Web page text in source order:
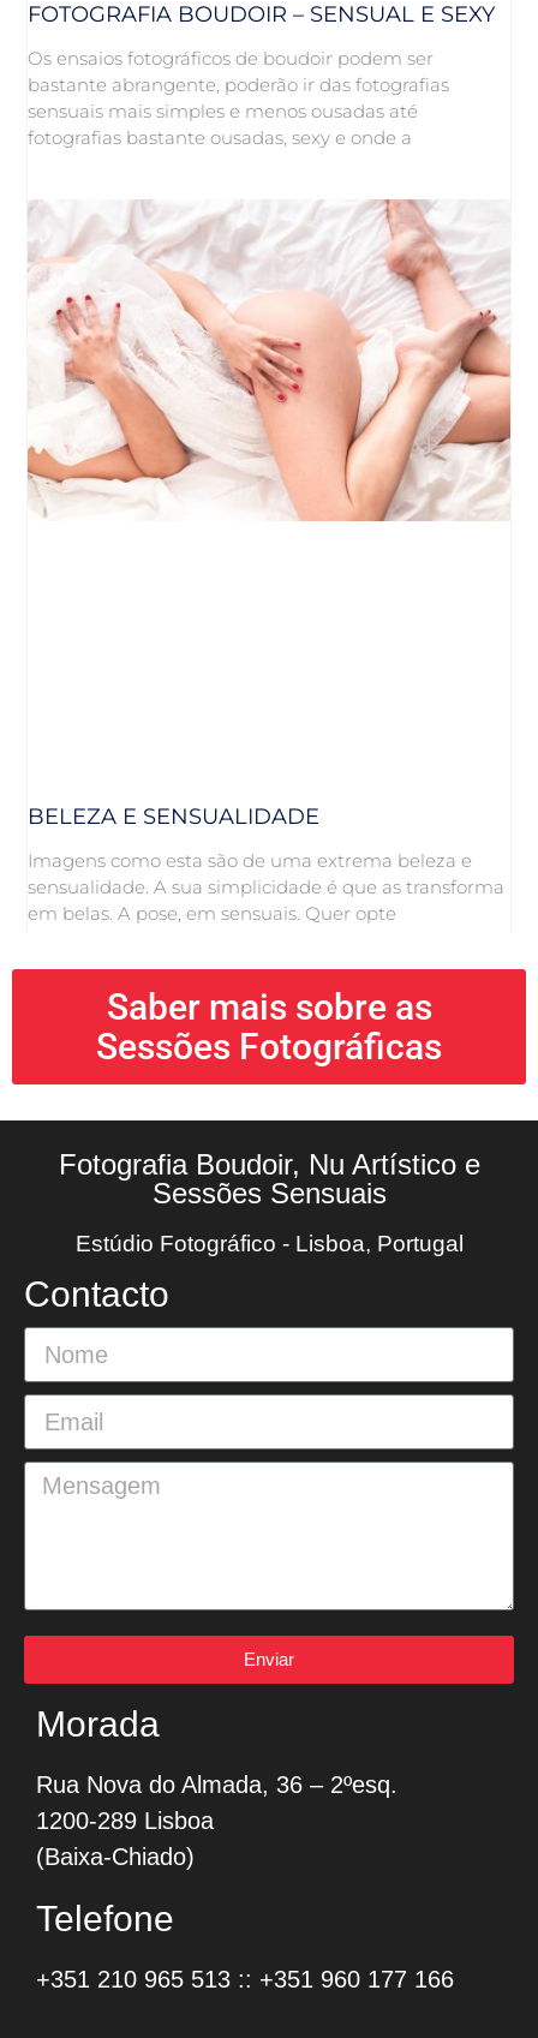
FOTOGRAFIA BOUDOIR – SENSUAL E SEXY
Os ensaios fotográficos de boudoir podem ser
bastante abrangente, poderão ir das fotografias
sensuais mais simples e menos ousadas até
fotografias bastante ousadas, sexy e onde a
BELEZA E SENSUALIDADE
Imagens como esta são de uma extrema beleza e
sensualidade. A sua simplicidade é que as transforma
em belas. A pose, em sensuais. Quer opte
Saber mais sobre as
Sessões Fotográficas
Fotografia Boudoir, Nu Artístico e
Sessões Sensuais
Estúdio Fotográfico - Lisboa, Portugal
Morada
Rua Nova do Almada, 36 – 2ºesq.
1200-289 Lisboa
(Baixa-Chiado)
Telefone
+351 210 965 513 :: +351 960 177 166
Contacto
Enviar